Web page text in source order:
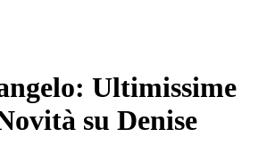
Ultimissime
su Denise